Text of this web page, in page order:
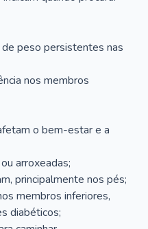
de peso persistentes nas
nos membros
o bem-estar e a
arroxeadas;
principalmente nos pés;
membros inferiores,
diabéticos;